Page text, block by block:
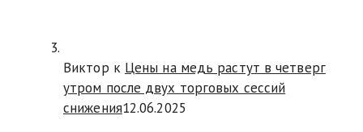
Виктор к Цены на медь растут в четверг
утром после двух торговых сессий
снижения12.06.2025